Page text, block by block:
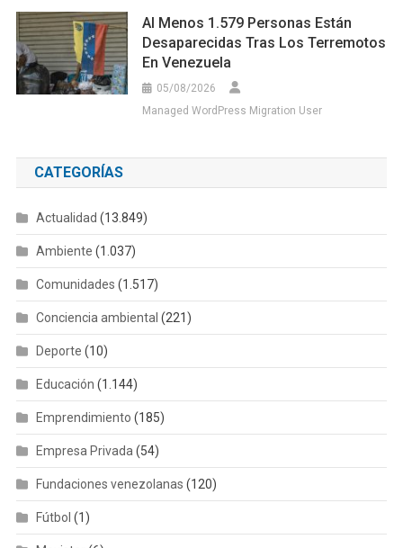
Al Menos 1.579 Personas Están
Desaparecidas Tras Los Terremotos
En Venezuela
05/08/2026
Managed WordPress Migration User
CATEGORÍAS
Actualidad (13.849)
Ambiente (1.037)
Comunidades (1.517)
Conciencia ambiental (221)
Deporte (10)
Educación (1.144)
Emprendimiento (185)
Empresa Privada (54)
Fundaciones venezolanas (120)
Fútbol (1)